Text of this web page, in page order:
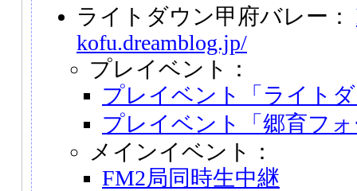
ライトダウン甲府バレー：
kofu.dreamblog.jp/
プレイベント：
プレイベント「ライト
プレイベント「郷育フ
メインイベント：
FM2局同時生中継